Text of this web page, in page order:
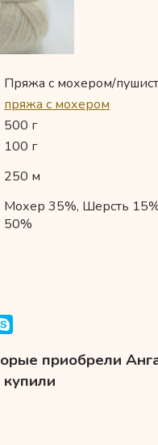
Пряжа с мохером/
пряжа с мохером
500 г
100 г
250 м
Мохер 35%, Шерсть
50%
приобрели